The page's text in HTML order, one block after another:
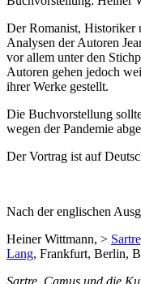
Der Romanist, Historiker
Analysen der Autoren
vor allem unter den
Autoren gehen jedoch
ihrer Werke gestellt.
Die Buchvorstellung
wegen der Pandemie
Der Vortrag ist auf
Nach der englischen
Heiner Wittmann, >
Lang, Frankfurt, Berlin,
Sartre, Camus und die